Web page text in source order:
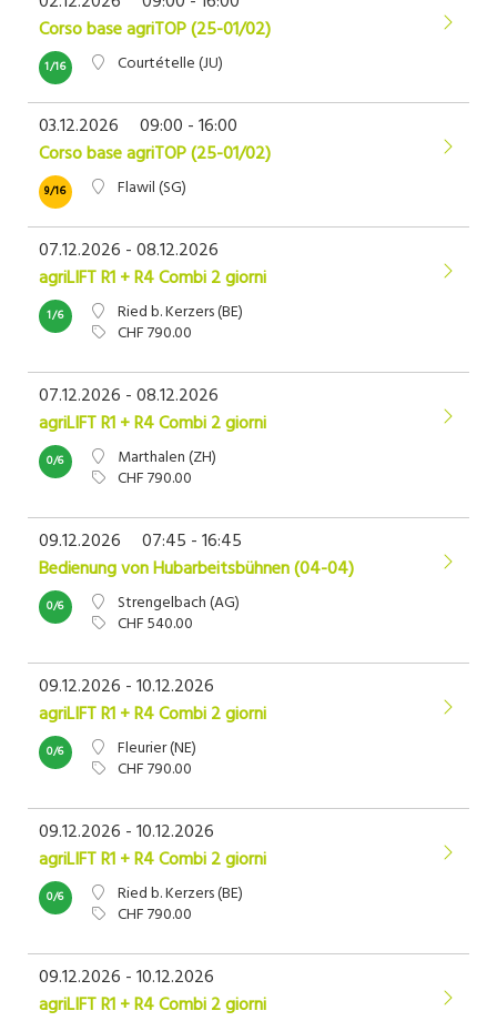
Corso base agriTOP (25-01/02)
Courtételle (JU)
1/16
03.12.2026
09:00 - 16:00
Corso base agriTOP (25-01/02)
Flawil (SG)
9/16
07.12.2026 - 08.12.2026
agriLIFT R1 + R4 Combi 2 giorni
Ried b. Kerzers (BE)
CHF 790.00
1/6
07.12.2026 - 08.12.2026
agriLIFT R1 + R4 Combi 2 giorni
Marthalen (ZH)
CHF 790.00
0/6
09.12.2026
07:45 - 16:45
Bedienung von Hubarbeitsbühnen (04-04)
Strengelbach (AG)
CHF 540.00
0/6
09.12.2026 - 10.12.2026
agriLIFT R1 + R4 Combi 2 giorni
Fleurier (NE)
CHF 790.00
0/6
09.12.2026 - 10.12.2026
agriLIFT R1 + R4 Combi 2 giorni
Ried b. Kerzers (BE)
CHF 790.00
0/6
09.12.2026 - 10.12.2026
agriLIFT R1 + R4 Combi 2 giorni